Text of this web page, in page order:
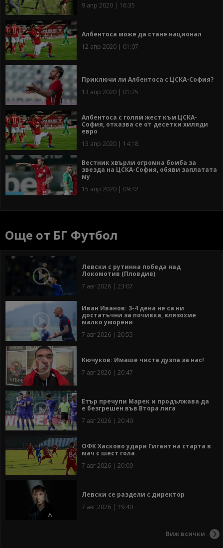
9 апр 2020 | 16:35
Албентоса може да стане национал
12 апр 2020 | 01:07
Приключи ли Албентоса с ЦСКА-София?
13 апр 2020 | 01:25
Албентоса с голям жест към ЦСКА-
София, отказва се от десетки хиляди
евро
13 апр 2020 | 14:18
Вестник хвърли огромна бомба за
звезда на ЦСКА-София, обяви заплатата
му
15 апр 2020 | 09:42
Още от БГ Футбол
Левски с рутинна победа над
Локомотив (Пловдив)
7 авг 2026 | 23:07
Иван Иванов: 3-4 дена не са ни
достатъчни за почивка, влязохме
малко уморени
7 авг 2026 | 20:55
Кючуков: Имаше чиста дузпа за нас!
7 авг 2026 | 20:47
Етър пречупи Марек и продължава да
е безгрешен във Втора лига
7 авг 2026 | 20:40
ОФК Хасково удари Гигант на старта в
мач с шест гола
7 авг 2026 | 20:09
Левски се раздели с директор
7 авг 2026 | 19:40
Виж всички